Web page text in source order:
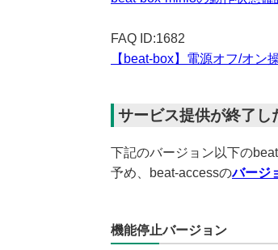
FAQ ID:1682
【beat-box】電源オフ/オン
サービス提供が終了し
下記のバージョン以下の
予め、beat-accessのバージ
機能停止バージョン